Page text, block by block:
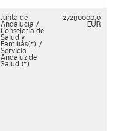
Junta de
Andalucía /
Consejería de
Salud y
Familias(*) /
Servicio
Andaluz de
Salud (*)
27280000,0
EUR